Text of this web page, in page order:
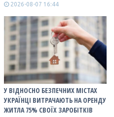
2026-08-07 16:44
У ВІДНОСНО БЕЗПЕЧНИХ МІСТАХ
УКРАЇНЦІ ВИТРАЧАЮТЬ НА ОРЕНДУ
ЖИТЛА 75% СВОЇХ ЗАРОБІТКІВ